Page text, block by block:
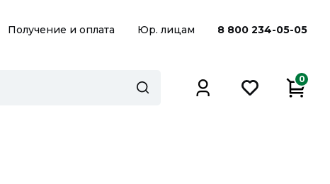
Получение и оплата Юр. лицам 8 800 234-05-05
0